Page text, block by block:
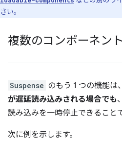
さい。
複数のコンポーネン
Suspense のもう 1 つの機能は、
が遅延読み込みされる場合でも
読み込みを一時停止できることで
次に例を示します。